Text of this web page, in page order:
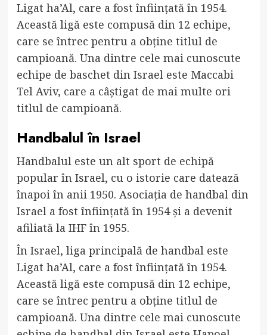
Ligat ha’Al, care a fost înființată în 1954.
Această ligă este compusă din 12 echipe,
care se întrec pentru a obține titlul de
campioană. Una dintre cele mai cunoscute
echipe de baschet din Israel este Maccabi
Tel Aviv, care a câștigat de mai multe ori
titlul de campioană.
Handbalul în Israel
Handbalul este un alt sport de echipă
popular în Israel, cu o istorie care datează
înapoi în anii 1950. Asociația de handbal din
Israel a fost înființată în 1954 și a devenit
afiliată la IHF în 1955.
În Israel, liga principală de handbal este
Ligat ha’Al, care a fost înființată în 1954.
Această ligă este compusă din 12 echipe,
care se întrec pentru a obține titlul de
campioană. Una dintre cele mai cunoscute